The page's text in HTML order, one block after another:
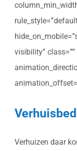
visibility” class=””
Verhuizen daar